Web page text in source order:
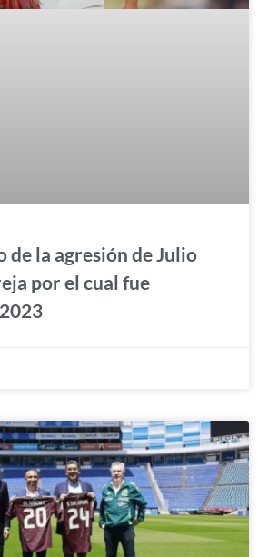
de la agresión de Julio
por el cual fue